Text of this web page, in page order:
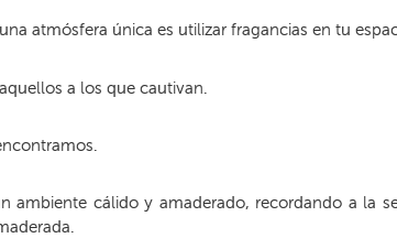
atmósfera única es utilizar fragancias en tu
a los que cautivan.
ambiente cálido y amaderado, recordando a la